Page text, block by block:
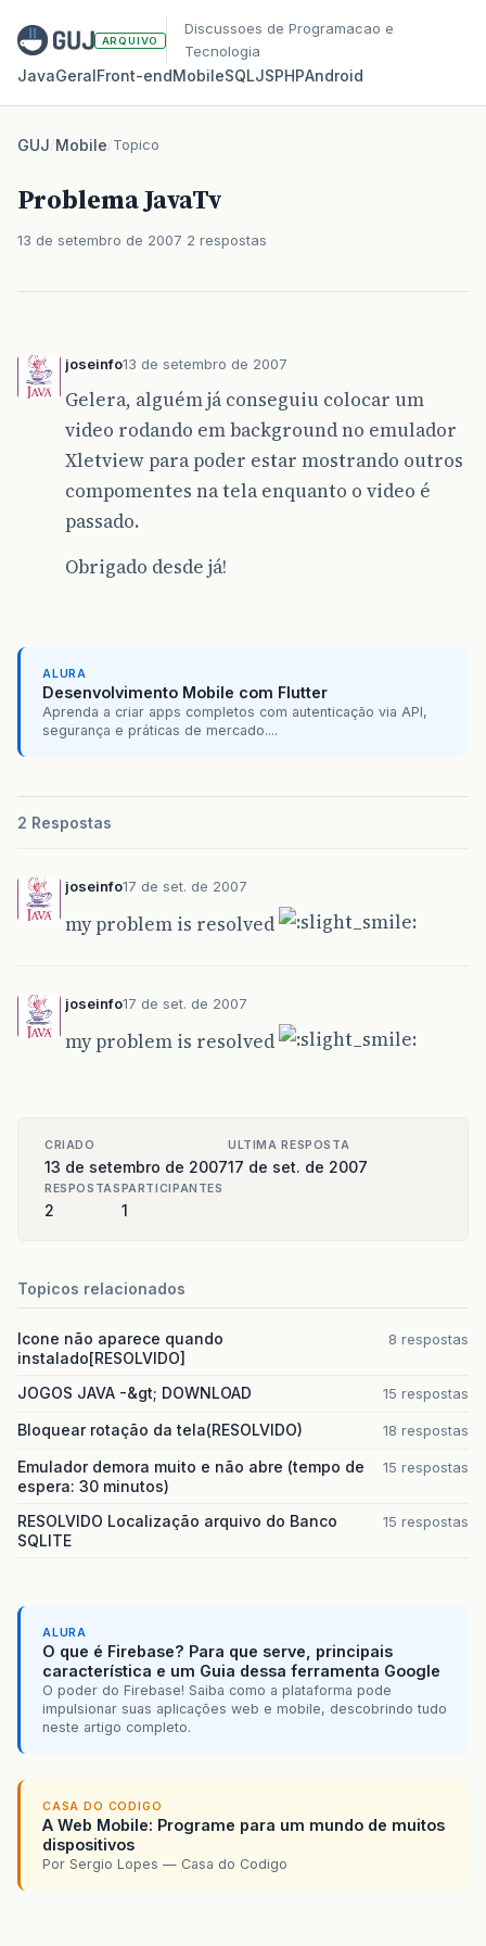
ARQUIVO
Discussoes de Programacao e
Tecnologia
JavaGeralFront‑endMobileSQLJSPHPAndroid
GUJ/Mobile/Topico
Problema JavaTv
13 de setembro de 2007 2 respostas
joseinfo13 de setembro de 2007
Gelera, alguém já conseguiu colocar um
video rodando em background no emulador
Xletview para poder estar mostrando outros
compomentes na tela enquanto o video é
passado.
Obrigado desde já!
ALURA
Desenvolvimento Mobile com Flutter
Aprenda a criar apps completos com autenticação via API,
segurança e práticas de mercado....
2 Respostas
joseinfo17 de set. de 2007
my problem is resolved
joseinfo17 de set. de 2007
my problem is resolved
CRIADO
13 de setembro de 2007
ULTIMA RESPOSTA
17 de set. de 2007
RESPOSTAS
2
PARTICIPANTES
1
Topicos relacionados
Icone não aparece quando
instalado[RESOLVIDO]
8 respostas
JOGOS JAVA -&gt; DOWNLOAD 15 respostas
Bloquear rotação da tela(RESOLVIDO) 18 respostas
Emulador demora muito e não abre (tempo de
espera: 30 minutos)
15 respostas
RESOLVIDO Localização arquivo do Banco
SQLITE
15 respostas
ALURA
O que é Firebase? Para que serve, principais
característica e um Guia dessa ferramenta Google
O poder do Firebase! Saiba como a plataforma pode
impulsionar suas aplicações web e mobile, descobrindo tudo
neste artigo completo.
CASA DO CODIGO
A Web Mobile: Programe para um mundo de muitos
dispositivos
Por Sergio Lopes — Casa do Codigo